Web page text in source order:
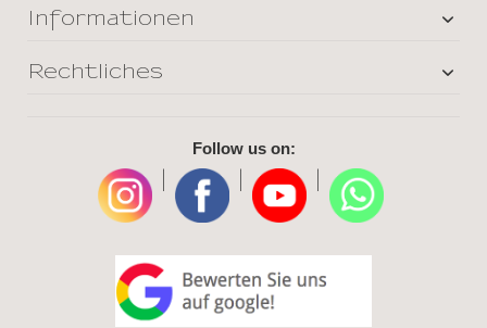
Informationen
Rechtliches
Follow us on: